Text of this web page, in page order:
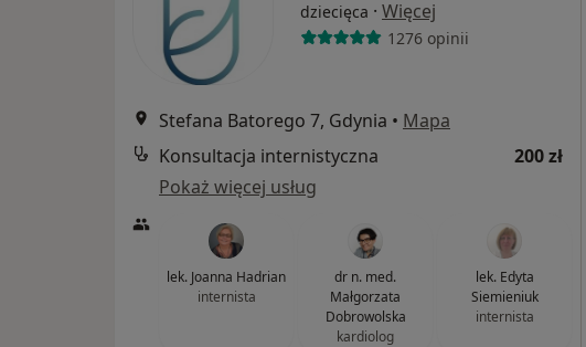
dziecięca · Więcej
1276 opinii
Stefana Batorego 7, Gdynia • Mapa
Konsultacja internistyczna
200 zł
Pokaż więcej usług
lek. Joanna Hadrian
internista
dr n. med.
Małgorzata
Dobrowolska
kardiolog
lek. Edyta
Siemieniuk
internista